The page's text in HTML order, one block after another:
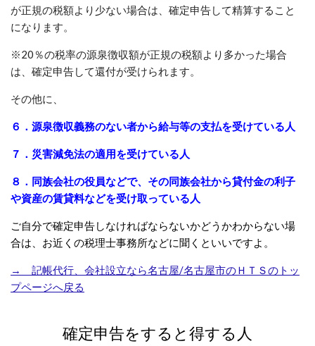
が正規の税額より少ない場合は、確定申告して精算すること
になります。
※20％の税率の源泉徴収額が正規の税額より多かった場合
は、確定申告して還付が受けられます。
その他に、
６．源泉徴収義務のない者から給与等の支払を受けている人
７．災害減免法の適用を受けている人
８．同族会社の役員などで、その同族会社から貸付金の利子
や資産の賃貸料などを受け取っている人
ご自分で確定申告しなければならないかどうかわからない場
合は、お近くの税理士事務所などに聞くといいですよ。
→ 記帳代行、会社設立なら名古屋/名古屋市のＨＴＳのトッ
プページへ戻る
確定申告をすると得する人